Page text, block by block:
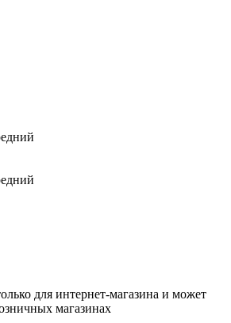
для интернет-магазина и может
магазинах